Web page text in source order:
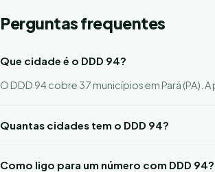
Perguntas frequentes
Que cidade é o DDD 94?
O DDD 94 cobre 37 municípios em Pará (PA). A
Quantas cidades tem o DDD 94?
Como ligo para um número com DDD 94?